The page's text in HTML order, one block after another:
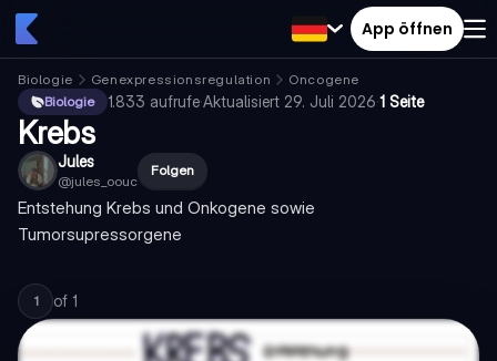
App öffnen
Biologie Genexpressionsregulation
Oncogene
Biologie
1.833 aufrufe·Aktualisiert 29. Juli 2026·1 Seite
Krebs
Jules
@jules_oouc
Folgen
Entstehung Krebs und Onkogene sowie
Tumorsupressorgene
1 of 1